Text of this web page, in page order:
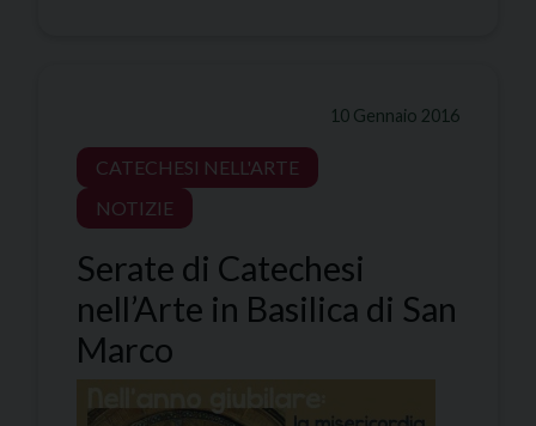
10 Gennaio 2016
CATECHESI NELL'ARTE
NOTIZIE
Serate di Catechesi
nell’Arte in Basilica di San
Marco